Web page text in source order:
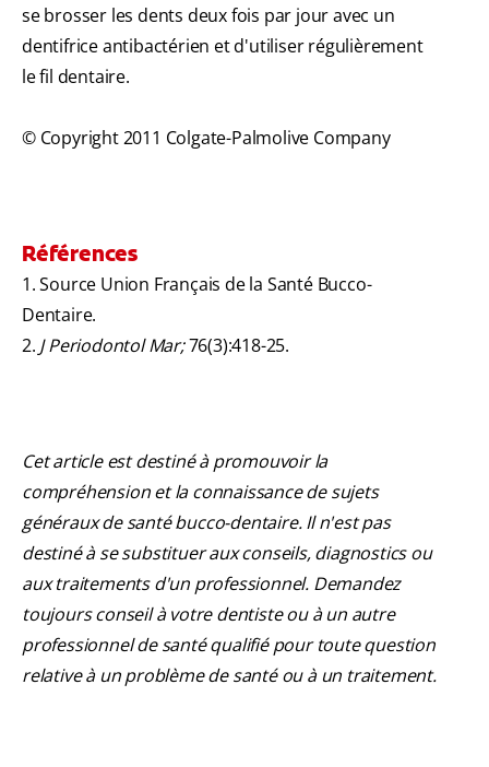
se brosser les dents deux fois par jour avec un
dentifrice antibactérien et d'utiliser régulièrement
le fil dentaire.
© Copyright 2011 Colgate-Palmolive Company
Références
1. Source Union Français de la Santé Bucco-
Dentaire.
2. J Periodontol Mar;76(3):418-25.
Cet article est destiné à promouvoir la
compréhension et la connaissance de sujets
généraux de santé bucco-dentaire. Il n'est pas
destiné à se substituer aux conseils, diagnostics ou
aux traitements d'un professionnel. Demandez
toujours conseil à votre dentiste ou à un autre
professionnel de santé qualifié pour toute question
relative à un problème de santé ou à un traitement.